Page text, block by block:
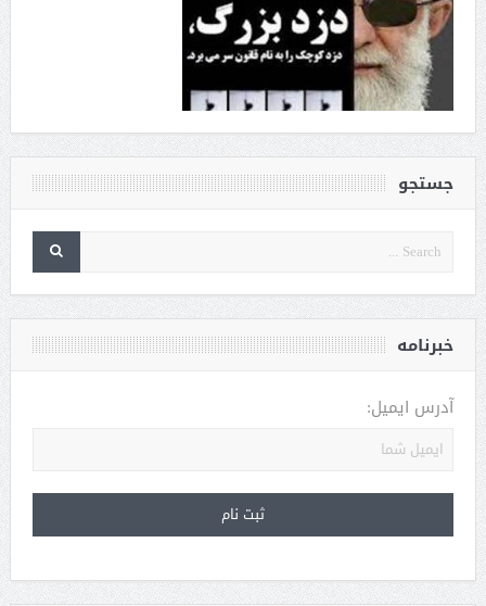
جستجو
خبرنامه
آدرس ایمیل: